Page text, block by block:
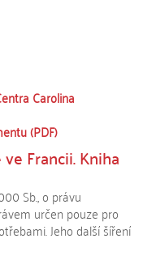
Carolina
(PDF)
Francii. Kniha
Sb., o právu
určen pouze pro
Jeho další šíření